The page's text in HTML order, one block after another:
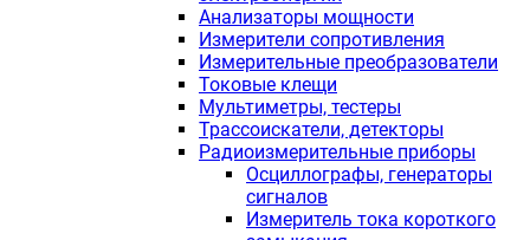
Анализаторы мощности
Измерители сопротивления
Измерительные преобразователи
Токовые клещи
Мультиметры, тестеры
Трассоискатели, детекторы
Радиоизмерительные приборы
Осциллографы, генераторы
сигналов
Измеритель тока короткого